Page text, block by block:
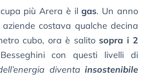
più Arera è ilgas. Un anno
costava qualche decina
cubo, ora è salito sopra i 2
con questi livelli di
diventainsostenibile